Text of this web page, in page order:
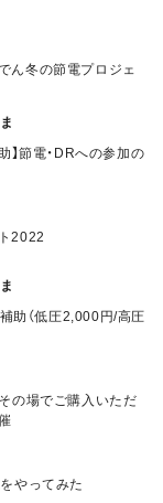
ん冬の節電プロジェ
】節電・DRへの参加の
2022
助（低圧2,000円/高圧
の場でご購入いただ
やってみた